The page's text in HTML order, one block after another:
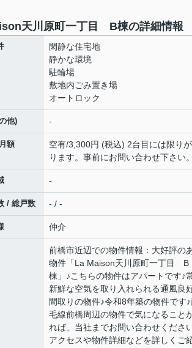
天川原町一丁目 B棟の詳細情報
閑静な住宅地
静かな環境
駐輪場
敷地内ごみ置き場
オートロック
他) -
額
空有/3,300円 (税込) 2台目には限り
ります。事前にお問い合わせ下さい
-
/ 総戸数 - / -
仲介
前橋市近辺での物件情報：大好評の
物件「La Maison天川原町一丁目 B
棟」♪こちらの物件はアパートです♪
新鮮な空気を取り入れられる通風良
間取りの物件♪令和8年築の物件です
毛線前橋周辺の物件で気になること
れば、当社までお問い合わせくださ
アクセスや物件詳細などを詳しくご